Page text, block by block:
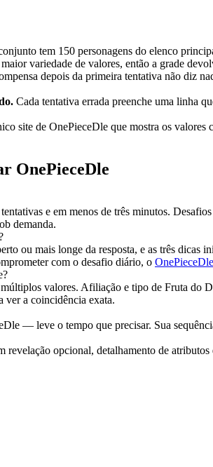
tem 150 personagens do elenco
variedade de valores, então a grade
depois da primeira tentativa não diz
Cada tentativa errada preenche uma linha
site de OnePieceDle que mostra os valores
OnePieceDle
e em menos de três minutos.
demanda.
ou mais longe da resposta, e as três
com o desafio diário, o
valores. Afiliação e tipo de Fruta do
ver a coincidência exata.
— leve o tempo que precisar. Sua
revelação opcional, detalhamento de